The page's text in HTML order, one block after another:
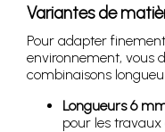
Variantes de
Pour adapter
environnement, vous
combinaisons
Longueurs 6
pour les travaux